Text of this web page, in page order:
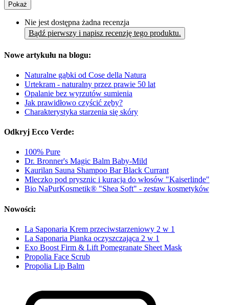
Pokaż
Nie jest dostępna żadna recenzja
Bądź pierwszy i napisz recenzję tego produktu.
Nowe artykułu na blogu:
Naturalne gąbki od Cose della Natura
Urtekram - naturalny przez prawie 50 lat
Opalanie bez wyrzutów sumienia
Jak prawidłowo czyścić zęby?
Charakterystyka starzenia się skóry
Odkryj Ecco Verde:
100% Pure
Dr. Bronner's Magic Balm Baby-Mild
Kaurilan Sauna Shampoo Bar Black Currant
Mleczko pod prysznic i kuracja do włosów "Kaiserlinde"
Bio NaPurKosmetik® "Shea Soft" - zestaw kosmetyków
Nowości:
La Saponaria Krem przeciwstarzeniowy 2 w 1
La Saponaria Pianka oczyszczająca 2 w 1
Exo Boost Firm & Lift Pomegranate Sheet Mask
Propolia Face Scrub
Propolia Lip Balm